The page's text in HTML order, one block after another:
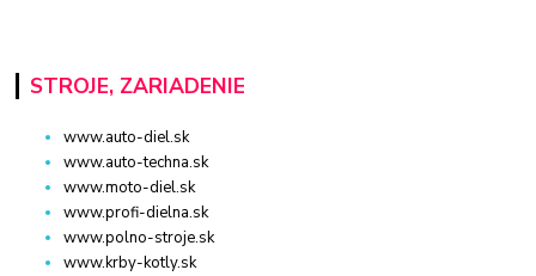
STROJE, ZARIADENIE
www.auto-diel.sk
www.auto-techna.sk
www.moto-diel.sk
www.profi-dielna.sk
www.polno-stroje.sk
www.krby-kotly.sk